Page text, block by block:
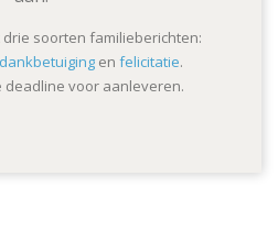
soorten familieberichten:
dankbetuigingen felicitatie.
deadline voor aanleveren.